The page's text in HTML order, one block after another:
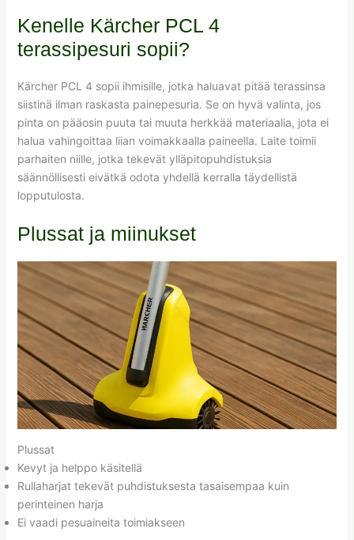
Kenelle Kärcher PCL 4
terassipesuri sopii?
Kärcher PCL 4 sopii ihmisille, jotka haluavat pitää terassinsa
siistinä ilman raskasta painepesuria. Se on hyvä valinta, jos
pinta on pääosin puuta tai muuta herkkää materiaalia, jota ei
halua vahingoittaa liian voimakkaalla paineella. Laite toimii
parhaiten niille, jotka tekevät ylläpitopuhdistuksia
säännöllisesti eivätkä odota yhdellä kerralla täydellistä
lopputulosta.
Plussat ja miinukset
Plussat
Kevyt ja helppo käsitellä
Rullaharjat tekevät puhdistuksesta tasaisempaa kuin
perinteinen harja
Ei vaadi pesuaineita toimiakseen